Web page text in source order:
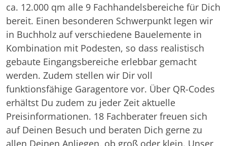
ca. 12.000 qm alle 9 Fachhandelsbereiche für Dich
bereit. Einen besonderen Schwerpunkt legen wir
in Buchholz auf verschiedene Bauelemente in
Kombination mit Podesten, so dass realistisch
gebaute Eingangsbereiche erlebbar gemacht
werden. Zudem stellen wir Dir voll
funktionsfähige Garagentore vor. Über QR-Codes
erhältst Du zudem zu jeder Zeit aktuelle
Preisinformationen. 18 Fachberater freuen sich
auf Deinen Besuch und beraten Dich gerne zu
allen Deinen Anliegen, ob groß oder klein. Unser